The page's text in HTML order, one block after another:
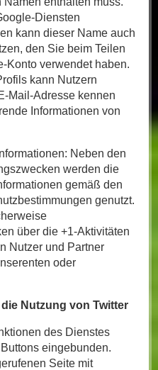
Diensten
kann dieser Name auch
den Sie beim Teilen
Konto verwendet haben.
kann Nutzern
Mail-Adresse kennen
Informationen von
Neben den
werden die
gemäß den
genutzt.
über die +1-Aktivitäten
Nutzer und Partner
oder
Nutzung von Twitter
des Dienstes
eingebunden.
Seite mit